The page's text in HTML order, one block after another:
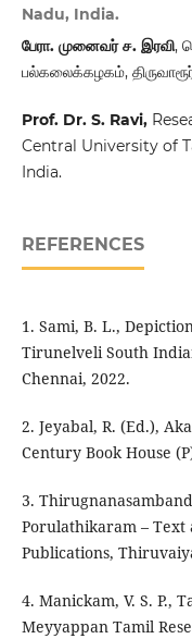
Nadu, India.
பேரா. முனைவர் ச. இரவி,
பல்கலைக்கழகம்,
Prof. Dr. S. Ravi,
Central University of
India.
REFERENCES
1. Sami, B. L.,
Tirunelveli South
Chennai, 2022.
2. Jeyabal, R. (Ed.),
Century Book House
3.
Porulathikaram –
Publications,
4. Manickam, V. S. P.,
Meyyappan Tamil